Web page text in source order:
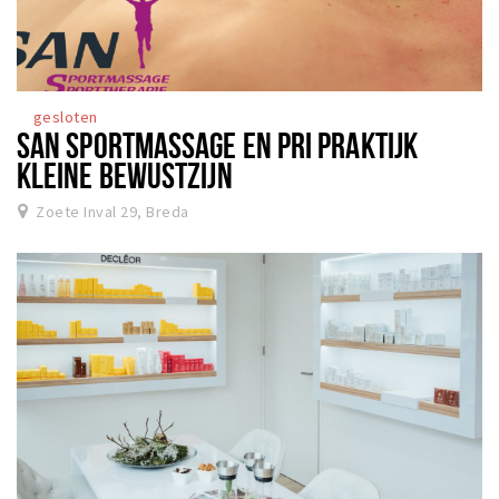
gesloten
SAN SPORTMASSAGE EN PRI PRAKTIJK
KLEINE BEWUSTZIJN
Zoete Inval 29, Breda